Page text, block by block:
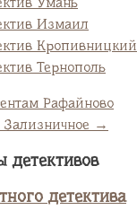
Измаил
Кропивницкий
Тернополь
Рафайново
→
детективов
детектива